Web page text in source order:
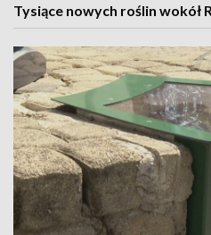
Tysiące nowych roślin wokół